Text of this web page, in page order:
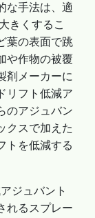
な手法は、適
きくするこ
葉の表面で跳
や作物の被覆
剤メーカーに
リフト低減ア
のアジュバン
クスで加えた
トを低減する
ジュバント
れるスプレー